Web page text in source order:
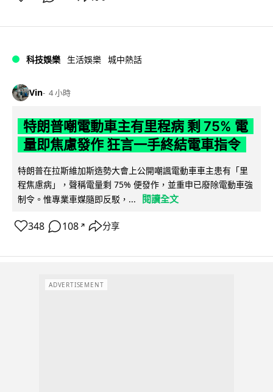
科技娛樂 生活娛樂 城中熱話
Vin 4 小時
特朗普嘲電動車主有里程病 剩 75% 電
量即焦慮發作 狂言一手終結電車指令
特朗普在拉斯維加斯造勢大會上公開嘲諷電動車車主患有「里
程焦慮病」，聲稱電量剩 75% 便發作，並重申已廢除電動車強
制令。惟專業車媒隨即反駁，...
閱讀全文
348 108 ↗ 分享
ADVERTISEMENT